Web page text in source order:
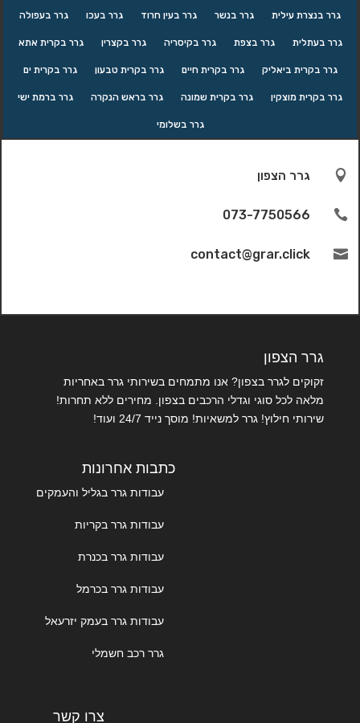
גרר בנצרת עילית גרר בנשר גרר בעין חרוד גרר בעכו גרר בעפולה
גרר בעתלית גרר בצפת גרר בקיסריה גרר בקצרין גרר בקרית אתא
גרר בקרית ביאליק גרר בקרית חיים גרר בקרית טבעון גרר בקרית ים
גרר בקרית מוצקין גרר בקרית שמונה גרר בראש הנקרה גרר ברמת ישי
גרר בשלומי
 גרר הצפון

073-7750566

contact@grar.click
גרר הצפון
זקוקים לגרר בצפון? אנו מתמחים בשירותי גרר באחריות
מלאה לכל סוגי וגדלי הרכבים בצפון. מחירים ללא תחרות!
שירותי חילוץ! גרר למשאיות! מוסך נייד 24/7 ועוד!
כתבות אחרונות
עבודות גרר בגליל והעמקים
עבודות גרר בקריות
עבודות גרר בכנרת
עבודות גרר בכרמל
עבודות גרר בעמק יזרעאל
גרר רכב חשמלי
צרו קשר